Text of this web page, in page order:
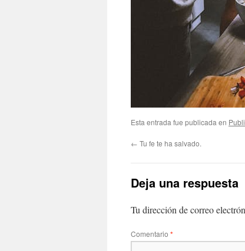
Esta entrada fue publicada en
← Tu fe te ha salvado.
Deja una respuesta
Tu dirección de correo
Comentario *